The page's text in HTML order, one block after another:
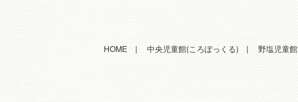
HOME 中央児童館(ころぽっくる) 野塩児童館